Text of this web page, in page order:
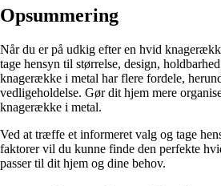
Opsummering
Når du er på udkig efter en hvid
tage hensyn til størrelse, design,
knagerække i metal har flere fordele,
vedligeholdelse. Gør dit hjem mere
knagerække i metal.
Ved at træffe et informeret valg og tage
faktorer vil du kunne finde den perfekte
passer til dit hjem og dine behov.